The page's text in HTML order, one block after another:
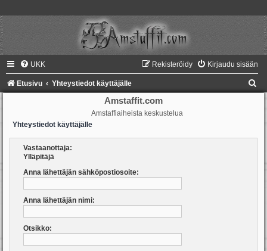
UKK Kirjaudu sisään
Rekisteröidy
Etusivu Yhteystiedot käyttäjälle
Amstaffit.com
Amstaffiaiheista keskustelua
Yhteystiedot käyttäjälle
Vastaanottaja:
Ylläpitäjä
Anna lähettäjän sähköpostiosoite:
Anna lähettäjän nimi:
Otsikko: